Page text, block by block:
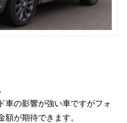
車の影響が強い車ですがフォ
額が期待できます。